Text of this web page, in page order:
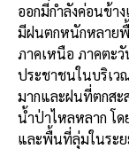
ออกมีกำลังค่อนข้า
มีฝนตกหนักหลาย
ภาคเหนือ ภาคตะ
ประชาชนในบริเว
มากและฝนที่ตกสะ
น้ำป่าไหลหลาก โ
และพื้นที่ลุ่มในระย